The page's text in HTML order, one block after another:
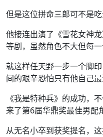
但是这位拼命三郎可不是吃
他接连出演了《雪花女神
等剧，虽然角色不大但每一
就这样任天野一步一个脚
间的艰辛恐怕只有他自己最
《我是特种兵》的成功，
来了第6届华鼎奖最佳男配
从无名小卒到获奖提名，